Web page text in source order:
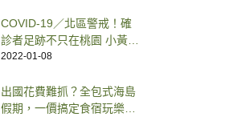
COVID-19／北區警戒！確
診者足跡不只在桃園 小黃司
機曾到萬華、宜蘭
2022-01-08
出國花費難抓？全包式海島
假期，一價搞定食宿玩樂，